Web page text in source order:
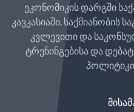
ეკონომიკის დარგში
კავკასიაში.
კვლევითი და
ტრენინგებისა და